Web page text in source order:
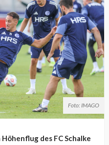
Foto: IMAGO
des FC Schalke